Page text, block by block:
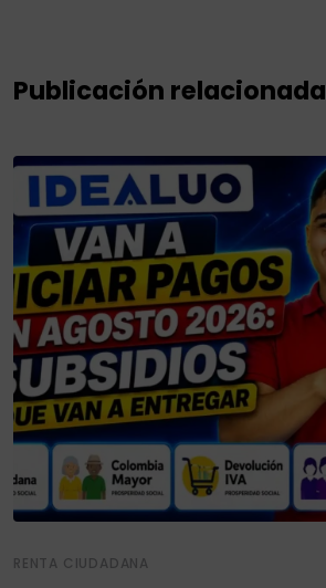
Publicación relacionada
RENTA CIUDADANA